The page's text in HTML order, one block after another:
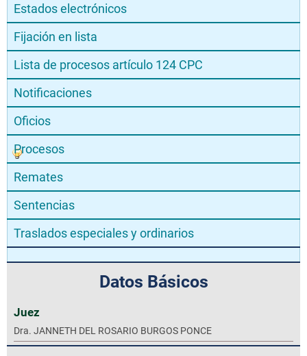
Estados electrónicos
Fijación en lista
Lista de procesos artículo 124 CPC
Notificaciones
Oficios
Procesos
Remates
Sentencias
Traslados especiales y ordinarios
Datos Básicos
Juez
Dra. JANNETH DEL ROSARIO BURGOS PONCE